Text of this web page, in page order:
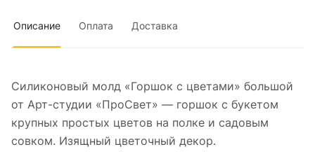
Описание Оплата Доставка
Силиконовый молд «Горшок с цветами» большой
от Арт-студии «ПроСвет» — горшок с букетом
крупных простых цветов на полке и садовым
совком. Изящный цветочный декор.